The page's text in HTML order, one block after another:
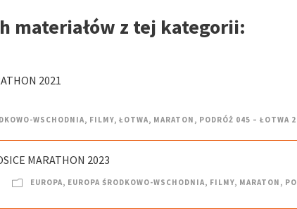
materiałów z tej kategorii:
2021
WSCHODNIA, FILMY, ŁOTWA, MARATON , PODRÓŻ 045 – ŁOTWA
MARATHON 2023
EUROPA, EUROPA ŚRODKOWO-WSCHODNIA, FILMY, MARATON ,